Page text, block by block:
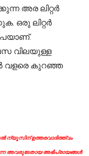
അര ലിറ്റർ
ഒരു ലിറ്റർ
വിലയുള്ള
വളരെ കുറഞ്ഞ
ന്യൂസിന് ഉത്തരവാദിത്ത്വം
അവരുടേതായ അഭിപ്രായങ്ങൾ